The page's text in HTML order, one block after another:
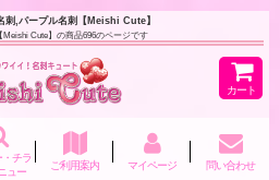
刺,パープル名刺【Meishi Cute】
Cute】の商品696のページです
カート
チラ
ュー
ご利用案内 マイページ 問い合わせ